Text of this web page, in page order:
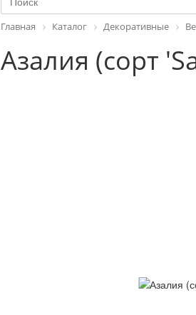
Главная Каталог Декоративные
Азалия (сорт